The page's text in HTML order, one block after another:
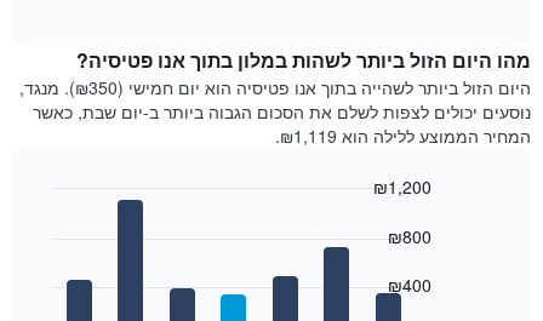
מחיר
הממוצע
של
חדר
בכל
מהו היום הזול ביותר לשהות במלון בתוך אנו פטיסיה?
היום הזול ביותר לשהייה בתוך אנו פטיסיה הוא יום חמישי (₪350). מנגד,
נוסעים יכולים לצפות לשלם את הסכום הגבוה ביותר ב-יום שבת, כאשר
המחיר הממוצע ללילה הוא ₪1,119.
₪400
₪800
₪1,200